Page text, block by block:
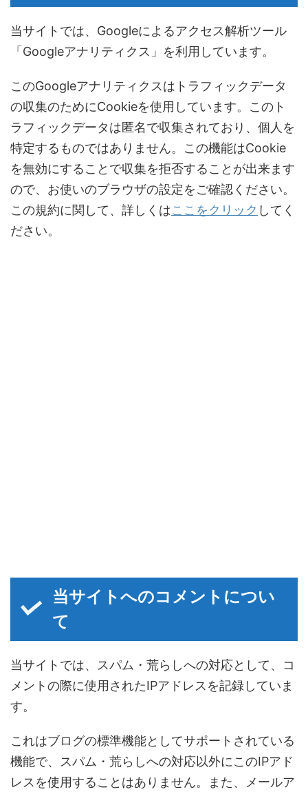
当サイトでは、Googleによるアクセス解析ツール
「Googleアナリティクス」を利用しています。
このGoogleアナリティクスはトラフィックデータ
の収集のためにCookieを使用しています。このト
ラフィックデータは匿名で収集されており、個人を
特定するものではありません。この機能はCookie
を無効にすることで収集を拒否することが出来ます
ので、お使いのブラウザの設定をご確認ください。
この規約に関して、詳しくはここをクリック してく
ださい。
当サイトへのコメントについ
て
当サイトでは、スパム・荒らしへの対応として、コ
メントの際に使用されたIPアドレスを記録していま
す。
これはブログの標準機能としてサポートされている
機能で、スパム・荒らしへの対応以外にこのIPアド
レスを使用することはありません。また、メールア